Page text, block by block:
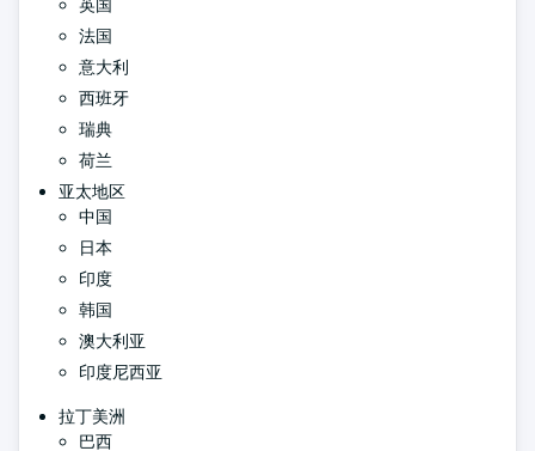
英国
法国
意大利
西班牙
瑞典
荷兰
亚太地区
中国
日本
印度
韩国
澳大利亚
印度尼西亚
拉丁美洲
巴西